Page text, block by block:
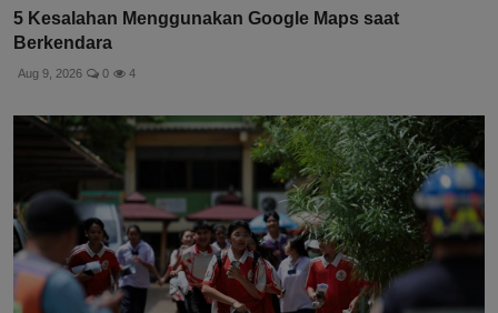
5 Kesalahan Menggunakan Google Maps saat
Berkendara
Aug 9, 2026 0 4